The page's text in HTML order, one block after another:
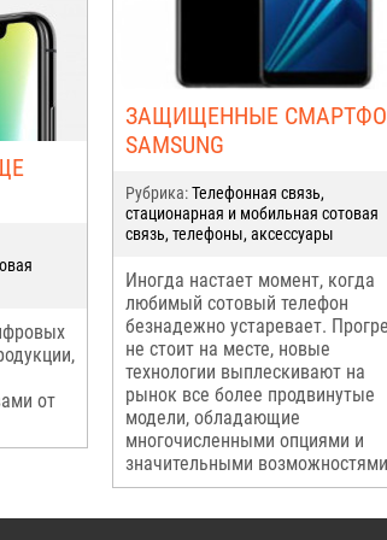
ЗАЩИЩЕННЫЕ
SAMSUNG
Рубрика:Телефонная связь,
стационарная и мобильная сотовая
связь, телефоны, аксессуары
Иногда настает момент, когда
любимый сотовый телефон
безнадежно устаревает.
не стоит на месте, новые
технологии выплескивают на
рынок все более продвинутые
модели, обладающие
многочисленными опциями и
значительными
от